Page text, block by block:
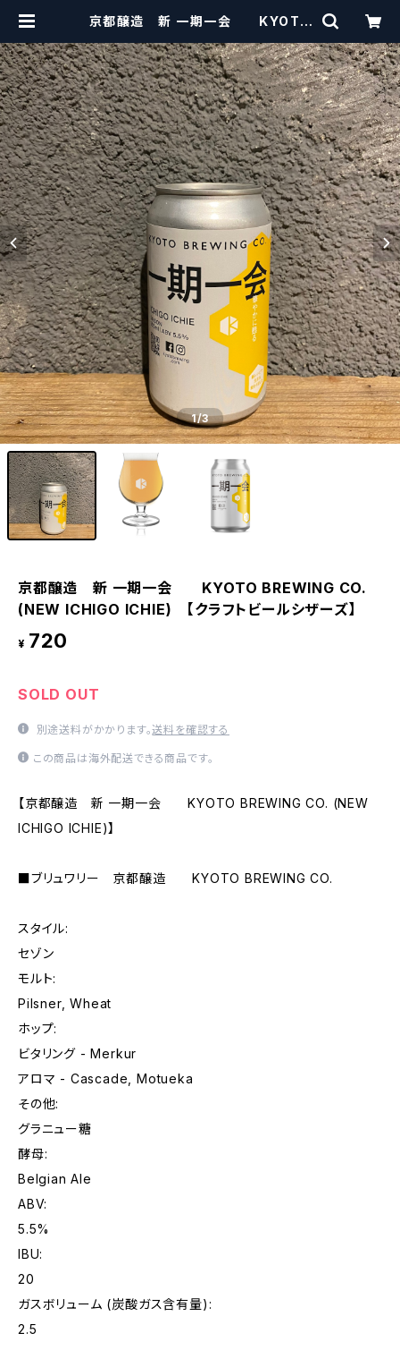
京都醸造 新 一期一会 KYOTO
HIE) 【クラフトビールシザーズ】 |
craftbeerscissors
1/3
京都醸造 新 一期一会 KYOTO BREWING CO.
(NEW ICHIGO ICHIE) 【クラフトビールシザーズ】
¥ 720
SOLD OUT
別途送料がかかります。送料を確認する
この商品は海外配送できる商品です。
【京都醸造 新 一期一会 KYOTO BREWING CO. (NEW
ICHIGO ICHIE)】
■ブリュワリー 京都醸造 KYOTO BREWING CO.
スタイル:
セゾン
モルト:
Pilsner, Wheat
ホップ:
ビタリング - Merkur
アロマ - Cascade, Motueka
その他:
グラニュー糖
酵母:
Belgian Ale
ABV:
5.5%
IBU:
20
ガスボリューム (炭酸ガス含有量):
2.5